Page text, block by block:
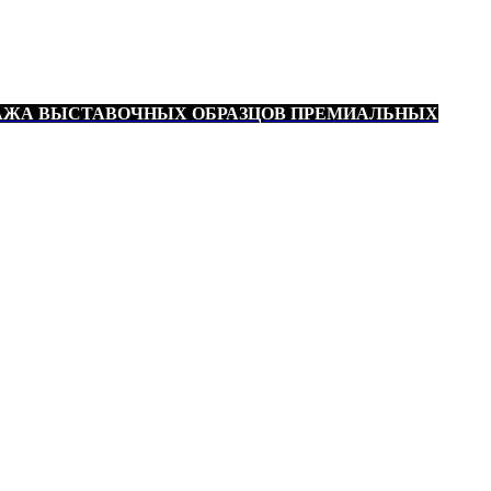
ВЫСТАВОЧНЫХ ОБРАЗЦОВ ПРЕМИАЛЬНЫХ